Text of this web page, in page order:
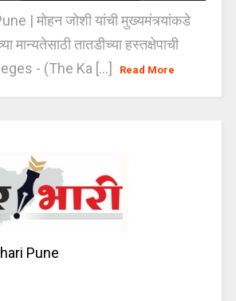
| मोहन जोशी यांची मुख्यमंत्र्यांकडे
मान्यतेसाठी तातडीच्या हस्तक्षेपाची
- (The Ka [...]
Read More
Pune